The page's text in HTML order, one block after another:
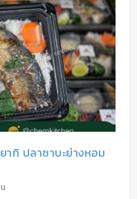
ากิ ปลาซาบะย่างหอม